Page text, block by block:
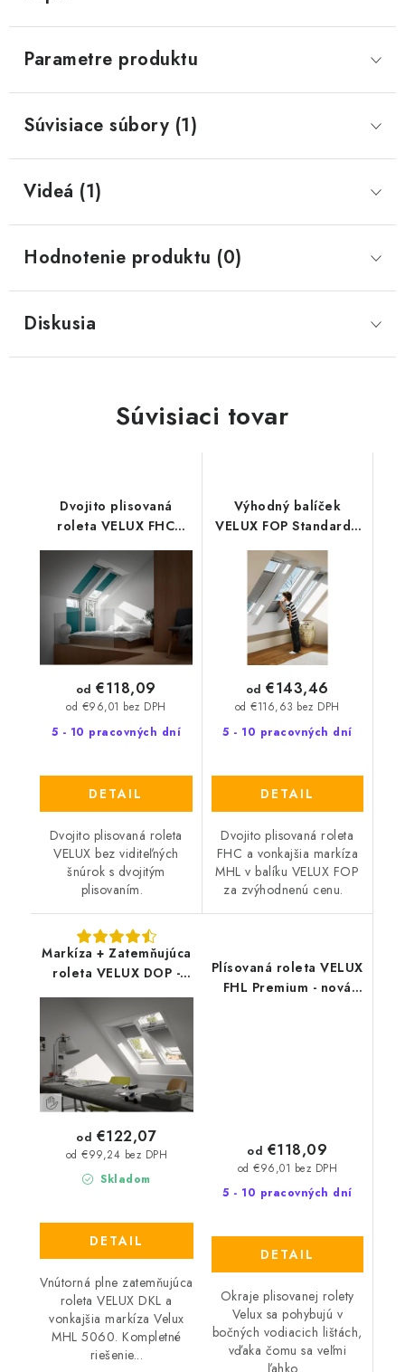
Parametre produktu
Súvisiace súbory (1)
Videá (1)
Hodnotenie produktu (0)
Diskusia
Súvisiaci tovar
Dvojito plisovaná
roleta VELUX FHC
Premium - nová
generácia
5 - 10 pracovných dní
od €96,01 bez DPH
od €118,09
DETAIL
Dvojito plisovaná roleta
VELUX bez viditeľných
šnúrok s dvojitým
plisovaním.
Výhodný balíček
VELUX FOP Standard -
nová generácia
5 - 10 pracovných dní
od €116,63 bez DPH
od €143,46
DETAIL
Dvojito plisovaná roleta
FHC a vonkajšia markíza
MHL v balíku VELUX FOP
za zvýhodnenú cenu.
Markíza + Zatemňujúca
roleta VELUX DOP -
Skladom
od €99,24 bez DPH
od €122,07
DETAIL
Vnútorná plne zatemňujúca
roleta VELUX DKL a
vonkajšia markíza Velux
MHL 5060. Kompletné
riešenie...
Plísovaná roleta VELUX
FHL Premium - nová
5 - 10 pracovných dní
od €96,01 bez DPH
od €118,09
DETAIL
Okraje plisovanej rolety
Velux sa pohybujú v
bočných vodiacich lištách,
vďaka čomu sa veľmi